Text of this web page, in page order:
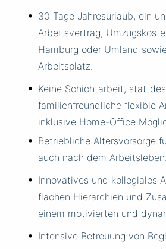
30 Tage Jahresurlaub, ein
Arbeitsvertrag,
Hamburg oder Umland
Arbeitsplatz.
Keine Schichtarbeit,
familienfreundliche flexible
inklusive Home-Office
Betriebliche Altersvorsorge
auch nach dem Arbeitsleben.
Innovatives und kollegiales
flachen Hierarchien und
einem motivierten und
Intensive Betreuung von